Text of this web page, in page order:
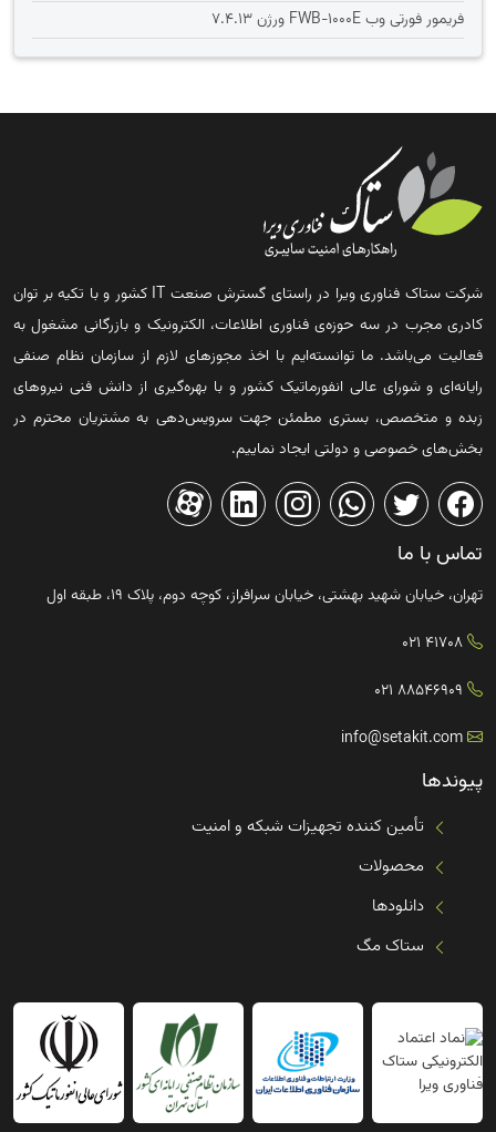
فریمور فورتی وب FWB-1000E ورژن 7.4.13
شرکت ستاک فناوری ویرا در راستای گسترش صنعت IT کشور و با تکیه بر توان
کادری مجرب در سه حوزه‌ی فناوری اطلاعات، الکترونیک و بازرگانی مشغول به
فعالیت می‌باشد. ما توانسته‌ایم با اخذ مجوزهای لازم از سازمان نظام صنفی
رایانه‌ای و شورای عالی انفورماتیک کشور و با بهره‌گیری از دانش فنی نیروهای
زبده و متخصص، بستری مطمئن جهت سرویس‌دهی به مشتریان محترم در
بخش‌های خصوصی و دولتی ایجاد نماییم.
تماس با ما
تهران، خیابان شهید بهشتی، خیابان سرافراز، کوچه دوم، پلاک ۱۹، طبقه اول
41708 021
88546909 021
info@setakit.com
پیوندها
تأمین کننده تجهیزات شبکه و امنیت
محصولات
دانلودها
ستاک مگ